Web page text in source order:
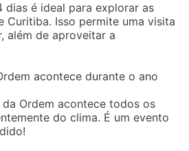
dias é ideal para explorar as
Curitiba. Isso permite uma visita
além de aproveitar a
acontece durante o ano
da Ordem acontece todos os
do clima. É um evento